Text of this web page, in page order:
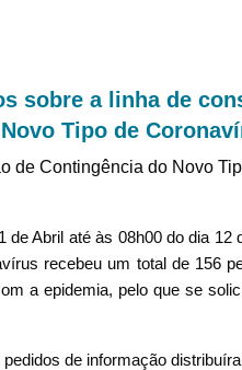
sobre a linha de
Tipo de
de Contingência do Novo
de Abril até às 08h00 do dia
recebeu um total de 156
a epidemia, pelo que se
de informação